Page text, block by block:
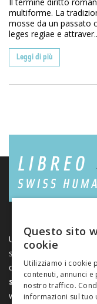
multiforme. La
mosse da un passato
leges regiae e
Leggi di più
Una piattaforma unica
svizzeri di scienze
dell’
Associazione
sociali. È
Questo sito
cookie
Utilizziamo i cookie
contenuti, annunci e
nostro traffico.
informazioni sul tuo